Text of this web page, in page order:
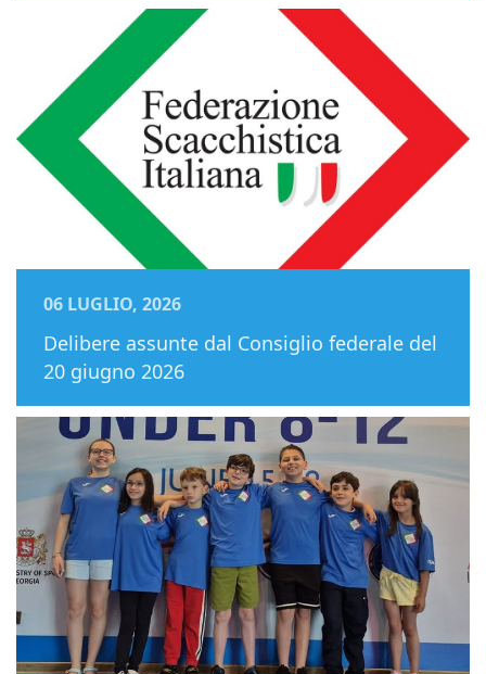
06 LUGLIO, 2026
Delibere assunte dal Consiglio federale del
20 giugno 2026